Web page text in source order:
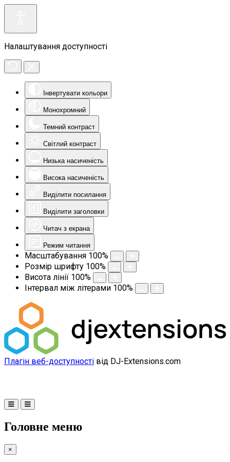
Налаштування доступності
Інвертувати кольори
Монохромний
Темний контраст
Світлий контраст
Низька насиченість
Висока насиченість
Виділити посилання
Виділити заголовки
Читач з екрана
Режим читання
Масштабування 100%
Розмір шрифту 100%
Висота лінії 100%
Інтервал між літерами 100%
Плагін веб-доступності від DJ-Extensions.com
Головне меню
×